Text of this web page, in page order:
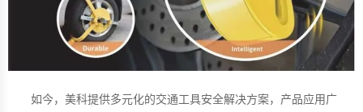
如今，美科提供多元化的交通工具安全解决方案，产品应用广